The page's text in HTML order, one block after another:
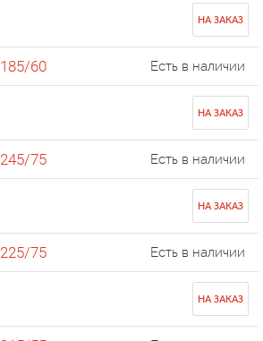
НА ЗАКАЗ
185/60 Есть в наличии
НА ЗАКАЗ
245/75 Есть в наличии
НА ЗАКАЗ
225/75 Есть в наличии
НА ЗАКАЗ